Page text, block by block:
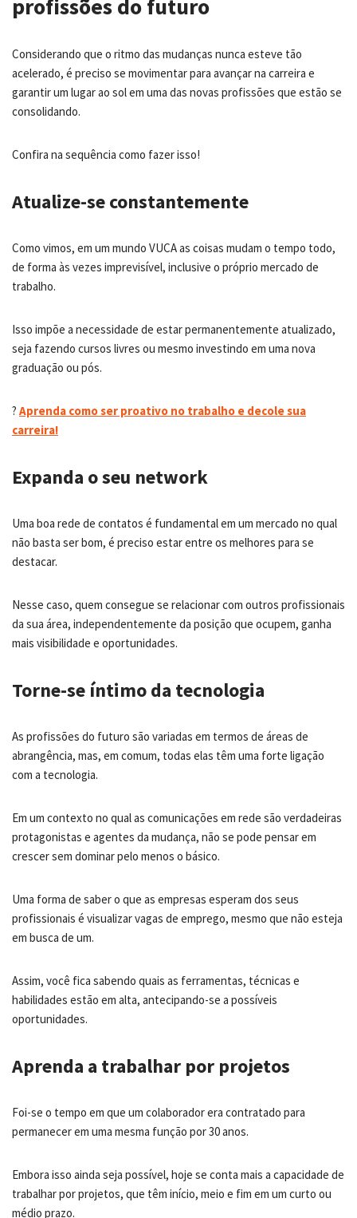
profissões do futuro
Considerando que o ritmo das mudanças nunca esteve tão
acelerado, é preciso se movimentar para avançar na carreira e
garantir um lugar ao sol em uma das novas profissões que estão se
consolidando.
Confira na sequência como fazer isso!
Atualize-se constantemente
Como vimos, em um mundo VUCA as coisas mudam o tempo todo,
de forma às vezes imprevisível, inclusive o próprio mercado de
trabalho.
Isso impõe a necessidade de estar permanentemente atualizado,
seja fazendo cursos livres ou mesmo investindo em uma nova
graduação ou pós.
? Aprenda como ser proativo no trabalho e decole sua
carreira!
Expanda o seu network
Uma boa rede de contatos é fundamental em um mercado no qual
não basta ser bom, é preciso estar entre os melhores para se
destacar.
Nesse caso, quem consegue se relacionar com outros profissionais
da sua área, independentemente da posição que ocupem, ganha
mais visibilidade e oportunidades.
Torne-se íntimo da tecnologia
As profissões do futuro são variadas em termos de áreas de
abrangência, mas, em comum, todas elas têm uma forte ligação
com a tecnologia.
Em um contexto no qual as comunicações em rede são verdadeiras
protagonistas e agentes da mudança, não se pode pensar em
crescer sem dominar pelo menos o básico.
Uma forma de saber o que as empresas esperam dos seus
profissionais é visualizar vagas de emprego, mesmo que não esteja
em busca de um.
Assim, você fica sabendo quais as ferramentas, técnicas e
habilidades estão em alta, antecipando-se a possíveis
oportunidades.
Aprenda a trabalhar por projetos
Foi-se o tempo em que um colaborador era contratado para
permanecer em uma mesma função por 30 anos.
Embora isso ainda seja possível, hoje se conta mais a capacidade de
trabalhar por projetos, que têm início, meio e fim em um curto ou
médio prazo.